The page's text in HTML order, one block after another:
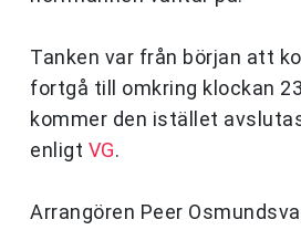
Tanken var från början att
fortgå till omkring klockan
kommer den istället
enligt VG.
Arrangören Peer